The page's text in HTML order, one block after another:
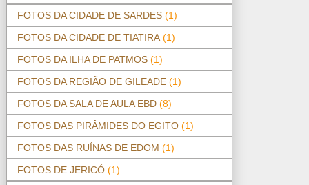
FOTOS DA CIDADE DE SARDES (1)
FOTOS DA CIDADE DE TIATIRA (1)
FOTOS DA ILHA DE PATMOS (1)
FOTOS DA REGIÃO DE GILEADE (1)
FOTOS DA SALA DE AULA EBD (8)
FOTOS DAS PIRÂMIDES DO EGITO (1)
FOTOS DAS RUÍNAS DE EDOM (1)
FOTOS DE JERICÓ (1)